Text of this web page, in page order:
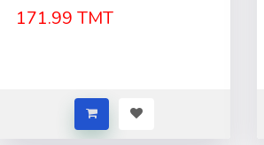
171.99 TMT